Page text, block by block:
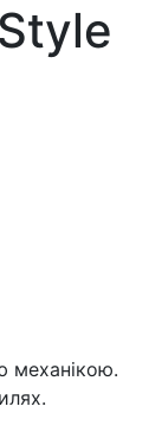
механікою.